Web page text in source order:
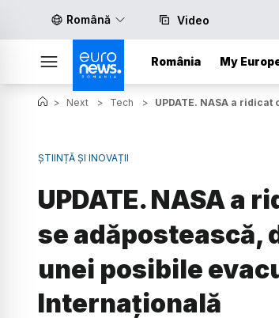
Română Video
România My
> Next > Tech > UPDATE. NASA a
ȘTIINȚĂ ȘI INOVAȚII
UPDATE. NASA a
se adăpostească,
unei posibile
Internațională